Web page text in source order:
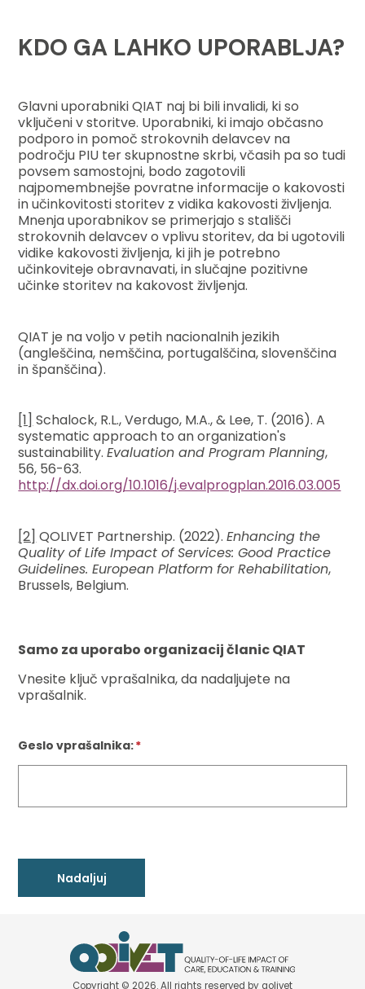
KDO GA LAHKO UPORABLJA?
Glavni uporabniki QIAT naj bi bili invalidi, ki so
vključeni v storitve. Uporabniki, ki imajo občasno
podporo in pomoč strokovnih delavcev na
področju PIU ter skupnostne skrbi, včasih pa so tudi
povsem samostojni, bodo zagotovili
najpomembnejše povratne informacije o kakovosti
in učinkovitosti storitev z vidika kakovosti življenja.
Mnenja uporabnikov se primerjajo s stališči
strokovnih delavcev o vplivu storitev, da bi ugotovili
vidike kakovosti življenja, ki jih je potrebno
učinkoviteje obravnavati, in slučajne pozitivne
učinke storitev na kakovost življenja.
QIAT je na voljo v petih nacionalnih jezikih
(angleščina, nemščina, portugalščina, slovenščina
in španščina).
[1] Schalock, R.L., Verdugo, M.A., & Lee, T. (2016). A
systematic approach to an organization's
sustainability.Evaluation and Program Planning,
56, 56-63.
http://dx.doi.org/10.1016/j.evalprogplan.2016.03.005
[2] QOLIVET Partnership. (2022).Enhancing the
Quality of Life Impact of Services: Good Practice
Guidelines. European Platform for Rehabilitation,
Brussels, Belgium.
Samo za uporabo organizacij članic QIAT
Vnesite ključ vprašalnika, da nadaljujete na
vprašalnik.
Geslo vprašalnika:
Copyright © 2026. All rights reserved by qolivet